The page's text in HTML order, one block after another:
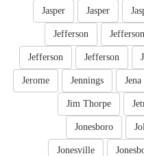
Jasper
Jasper
Jefferson
Jefferson
Jefferson
Jena
Jennings
Jerome
Jim Thorpe
Jonesboro
Jonesville